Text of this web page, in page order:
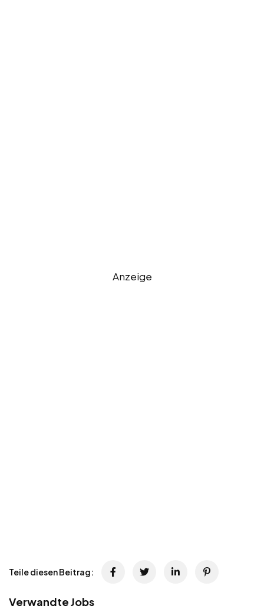
Anzeige
Teile diesen Beitrag:
Verwandte Jobs